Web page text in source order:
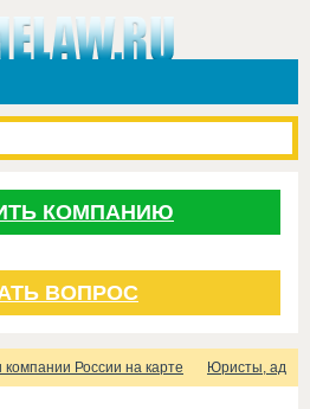
КОМПАНИЮ
ВОПРОС
России на карте Юристы,